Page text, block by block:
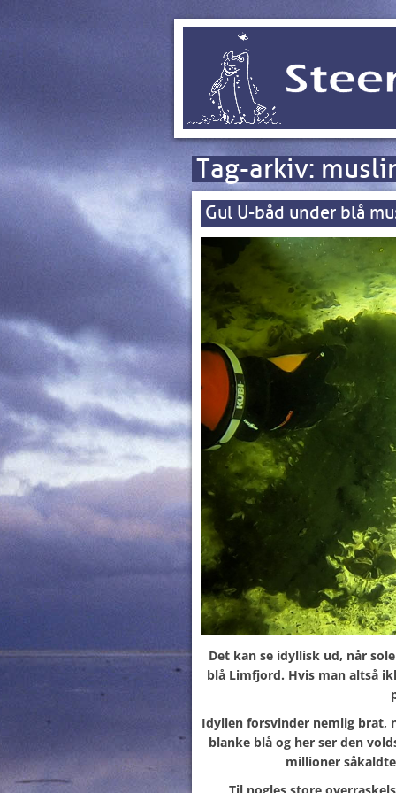
Tag-arkiv:
Gul U-båd under blå
Det kan se idyllisk ud, når
blå Limfjord. Hvis man altså
Idyllen forsvinder nemlig brat,
blanke blå og her ser den
millioner